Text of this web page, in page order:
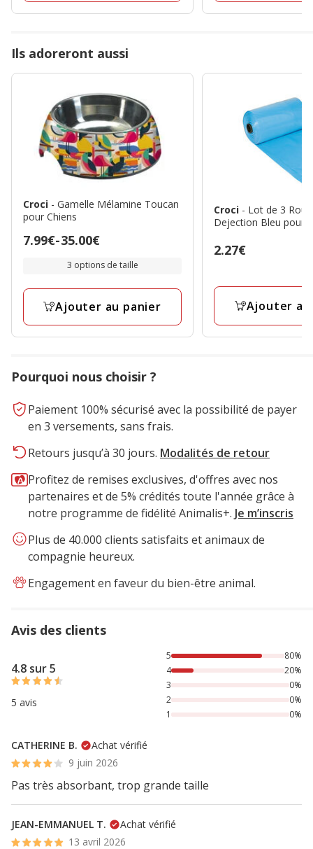
final
Ils adoreront aussi
Croci - Gamelle Mélamine Toucan
pour Chiens
Prix
à
35.00€
7.99€-35.00€
3 options de taille
Ajouter au panier
Croci - Lot de 3
Dejection Bleu pour
Prix
2.27€
Ajouter
Pourquoi nous choisir ?
Paiement 100% sécurisé avec la possibilité de payer
en 3 versements, sans frais.
Retours jusqu’à 30 jours. Modalités de retour
Profitez de remises exclusives, d'offres avec nos
partenaires et de 5% crédités toute l'année grâce à
notre programme de fidélité Animalis+. Je m’inscris
Plus de 40.000 clients satisfaits et animaux de
compagnie heureux.
Engagement en faveur du bien-être animal.
Avis des clients
4.8 sur 5
5 avis
80% des personnes lont noté avec {1} étoiles, 20% des
5
80%
4
20%
3
0%
2
0%
1
0%
CATHERINE B.
Achat vérifié
9 juin 2026
Pas très absorbant, trop grande taille
JEAN-EMMANUEL T.
Achat vérifié
13 avril 2026